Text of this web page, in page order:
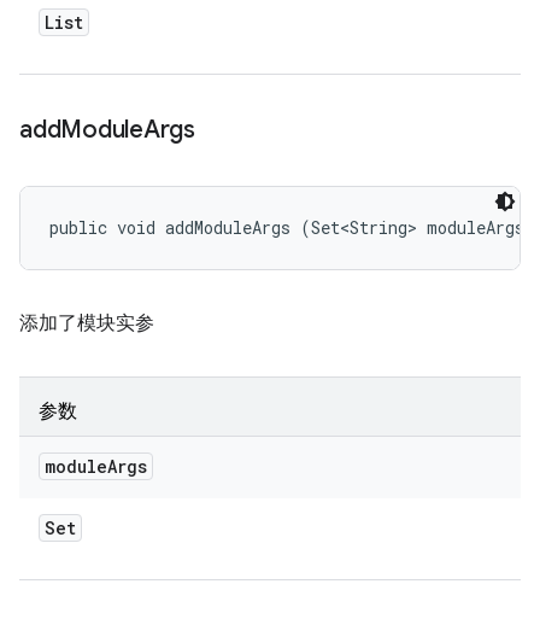
List
addModuleArgs
public void addModuleArgs (Set<String> moduleArgs)
添加了模块实参
参数
moduleArgs
Set